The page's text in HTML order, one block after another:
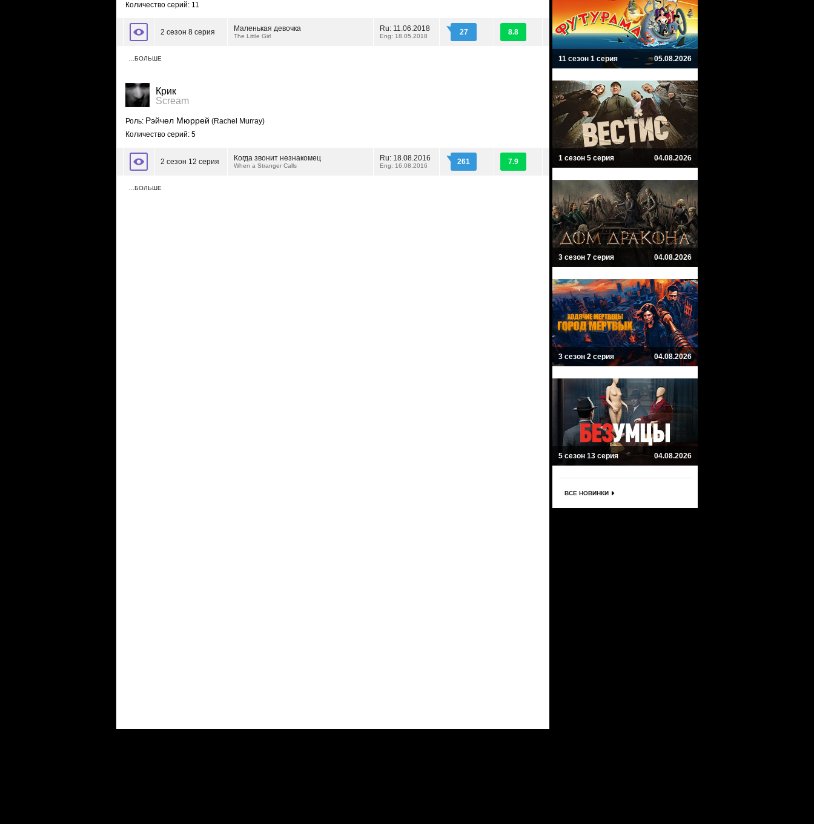
Количество серий: 11
2 сезон 8 серия Маленькая девочка
The Little Girl
Ru: 11.06.2018
Eng: 18.05.2018 27 8.8
…БОЛЬШЕ
Крик
Scream
Роль: Рэйчел Мюррей (Rachel Murray)
Количество серий: 5
2 сезон 12 серия Когда звонит незнакомец
When a Stranger Calls
Ru: 18.08.2016
Eng: 16.08.2016 261 7.9
…БОЛЬШЕ
11 сезон 1 серия 05.08.2026
1 сезон 5 серия 04.08.2026
3 сезон 7 серия 04.08.2026
3 сезон 2 серия 04.08.2026
5 сезон 13 серия 04.08.2026
ВСЕ НОВИНКИ